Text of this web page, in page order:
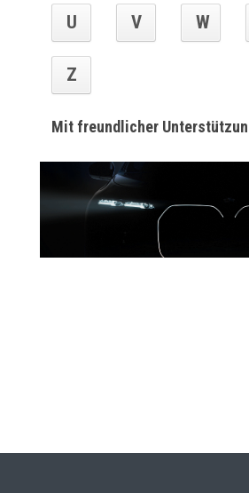
U V W
Z
Mit freundlicher